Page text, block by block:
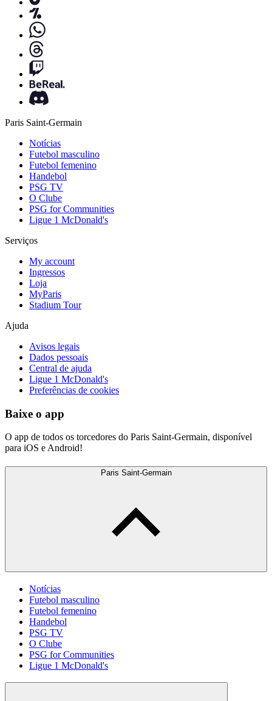
Paris Saint-Germain
Notícias
Futebol masculino
Futebol femenino
Handebol
PSG TV
O Clube
PSG for Communities
Ligue 1 McDonald's
Serviços
My account
Ingressos
Loja
MyParis
Stadium Tour
Ajuda
Avisos legais
Dados pessoais
Central de ajuda
Ligue 1 McDonald's
Preferências de cookies
Baixe o app
O app de todos os torcedores do Paris Saint-Germain, disponível
para iOS e Android!
Paris Saint-Germain
Notícias
Futebol masculino
Futebol femenino
Handebol
PSG TV
O Clube
PSG for Communities
Ligue 1 McDonald's